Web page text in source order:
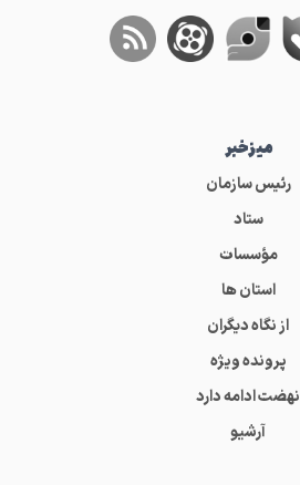
میز‌خبر
رئیس سازمان
ستاد
مؤسسات
استان ها
از نگاه دیگران
پرونده ویژه
نهضت ادامه دارد
آرشیو